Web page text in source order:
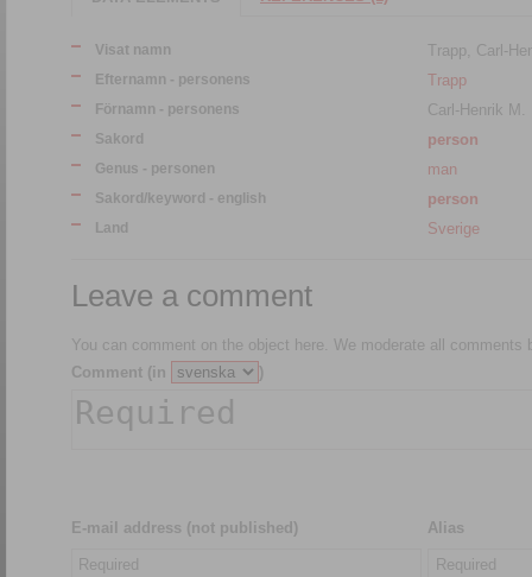
Visat namn Trapp, Carl-
Efternamn - personens Trapp
Förnamn - personens Carl-Henrik M.
Sakord person
Genus - personen man
Sakord/keyword - english person
Land Sverige
Leave a comment
You can comment on the object here. We moderate all comments
Comment (in
)
E-mail address (not published) Alias